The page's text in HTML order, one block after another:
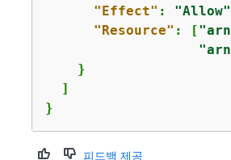
"Effect" : "Allow"
"Resource" : [
    }
  ]
}
피드백 제공